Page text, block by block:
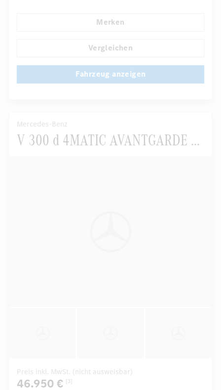
Sportpaket
Merken
Vergleichen
Fahrzeug anzeigen
Mercedes-Benz
V 300 d 4MATIC AVANTGARDE EDITION Lang
Preis inkl. MwSt. (nicht ausweisbar)
46.950 € [3]